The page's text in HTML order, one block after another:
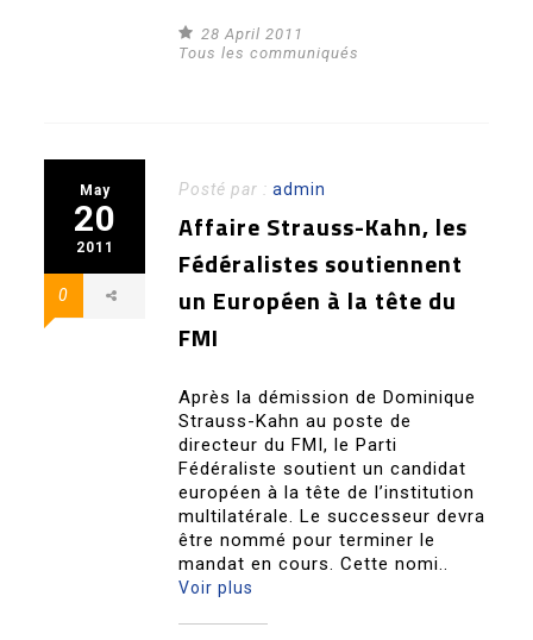
28 April 2011
Tous les communiqués
May
20
2011
0
Posté par :admin
Affaire Strauss-Kahn, les
Fédéralistes soutiennent
un Européen à la tête du
FMI
Après la démission de Dominique
Strauss-Kahn au poste de
directeur du FMI, le Parti
Fédéraliste soutient un candidat
européen à la tête de l’institution
multilatérale. Le successeur devra
être nommé pour terminer le
mandat en cours. Cette nomi..
Voir plus